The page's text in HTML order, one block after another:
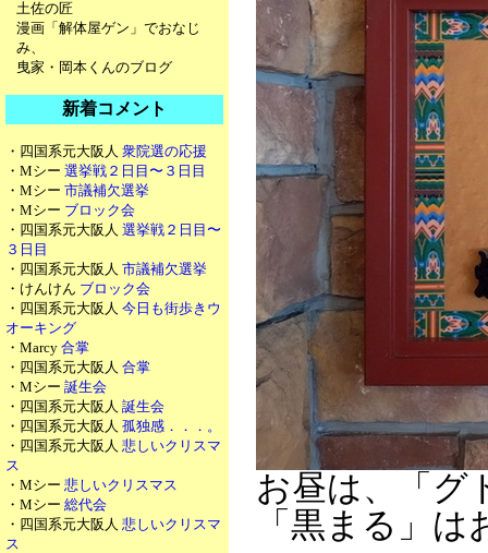
土佐の匠
漫画「解体屋ゲン」でおなじ
み、
曳家・岡本くんのブログ
新着コメント
・四国系元大阪人 衆院選の応援
・Mシー 選挙戦２日目〜３日目
・Mシー 市議補欠選挙
・Mシー ブロック会
・四国系元大阪人 選挙戦２日目〜
３日目
・四国系元大阪人 市議補欠選挙
・けんけん ブロック会
・四国系元大阪人 今日も街歩きウ
オーキング
・Marcy 合掌
・四国系元大阪人 合掌
・Mシー 誕生会
・四国系元大阪人 誕生会
・四国系元大阪人 孤独感．．．。
・四国系元大阪人 悲しいクリスマ
ス
・Mシー 悲しいクリスマス
・Mシー 総代会
・四国系元大阪人 悲しいクリスマ
ス
お昼は、「グ
「黒まる」